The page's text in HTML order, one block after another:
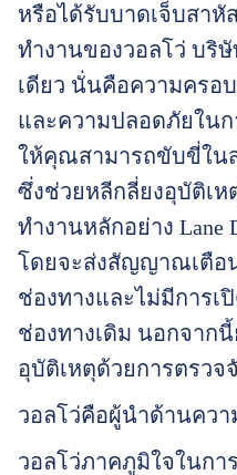
หรือได้รับบาดเจ็บสา
ทำงานของวอลโว่ บริ
เดียว นั่นคือความครอ
และความปลอดภัยใน
ให้คุณสามารถขับขี่ใน
ซึ่งช่วยหลีกลี่ยงอุบัติเ
ทำงานหลักอย่าง Lane
โดยจะส่งสัญญาณเตือน
ช่องทางและไม่มีการเ
ช่องทางเดิม นอกจาก
อุบัติเหตุด้วยการตรว
วอลโว่คือผู้นำด้านคว
วอลโว่ภาคภูมิใจในก